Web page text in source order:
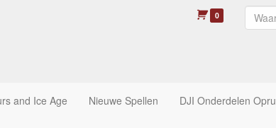
0
and Ice Age Nieuwe Spellen DJI Onderdelen